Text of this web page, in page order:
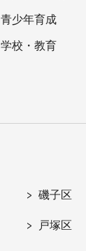
青少年育成
学校・教育
磯子区
戸塚区